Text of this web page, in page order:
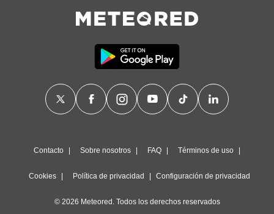
Contacto Sobre nosotros FAQ Términos de uso
Cookies Política de privacidad Configuración de privacidad
© 2026 Meteored. Todos los derechos reservados